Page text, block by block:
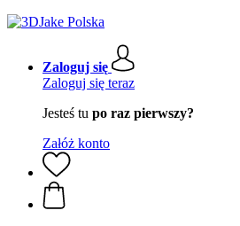
Zaloguj się
Zaloguj się teraz
Jesteś tu po raz pierwszy?
Załóż konto